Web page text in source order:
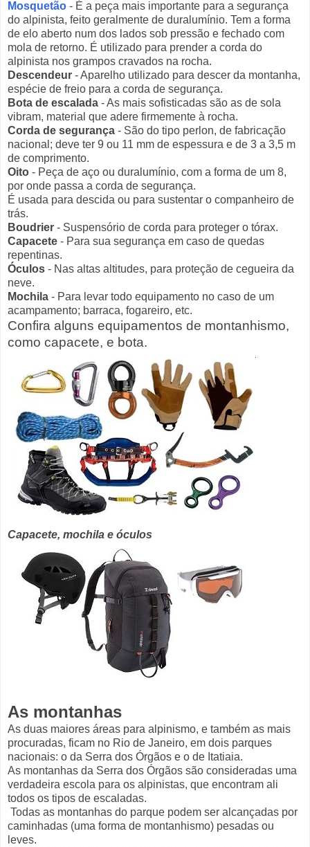
Mosquetão - É a peça mais importante para a segurança
do alpinista, feito geralmente de duralumínio. Tem a forma
de elo aberto num dos lados sob pressão e fechado com
mola de retorno. É utilizado para prender a corda do
alpinista nos grampos cravados na rocha.
Descendeur - Aparelho utilizado para descer da montanha,
espécie de freio para a corda de segurança.
Bota de escalada - As mais sofisticadas são as de sola
vibram, material que adere firmemente à rocha.
Corda de segurança - São do tipo perlon, de fabricação
nacional; deve ter 9 ou 11 mm de espessura e de 3 a 3,5 m
de comprimento.
Oito - Peça de aço ou duralumínio, com a forma de um 8,
por onde passa a corda de segurança.
É usada para descida ou para sustentar o companheiro de
trás.
Boudrier - Suspensório de corda para proteger o tórax.
Capacete - Para sua segurança em caso de quedas
repentinas.
Óculos - Nas altas altitudes, para proteção de cegueira da
neve.
Mochila - Para levar todo equipamento no caso de um
acampamento; barraca, fogareiro, etc.
Confira alguns equipamentos de montanhismo,
como capacete, e bota.
Capacete, mochila e óculos
As montanhas
As duas maiores áreas para alpinismo, e também as mais
procuradas, ficam no Rio de Janeiro, em dois parques
nacionais: o da Serra dos Órgãos e o de Itatiaia.
As montanhas da Serra dos Órgãos são consideradas uma
verdadeira escola para os alpinistas, que encontram ali
todos os tipos de escaladas.
Todas as montanhas do parque podem ser alcançadas por
caminhadas (uma forma de montanhismo) pesadas ou
leves.